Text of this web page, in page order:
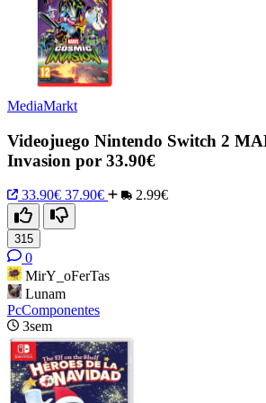
MediaMarkt
Videojuego Nintendo Switch 2
Invasion por 33.90€
33.90€ 37.90€ 2.99€
315
0
MirY_oFerTas
Lunam
PcComponentes
3sem